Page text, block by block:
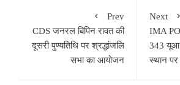
Prev
CDS जनरल बिपिन रावत की
दूसरी पुण्यतिथि पर श्रद्धांजलि
सभा का आयोजन
Next
IMA
343
स्थान